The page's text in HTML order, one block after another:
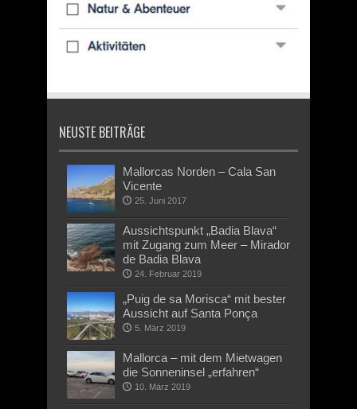
NEUSTE BEITRÄGE
Mallorcas Norden – Cala San
Vicente
25. Juni 2017
Aussichtspunkt „Badia Blava“
mit Zugang zum Meer – Mirador
de Badia Blava
24. Februar 2019
„Puig de sa Morisca“ mit bester
Aussicht auf Santa Ponça
5. März 2019
Mallorca – mit dem Mietwagen
die Sonneninsel „erfahren“
10. März 2019